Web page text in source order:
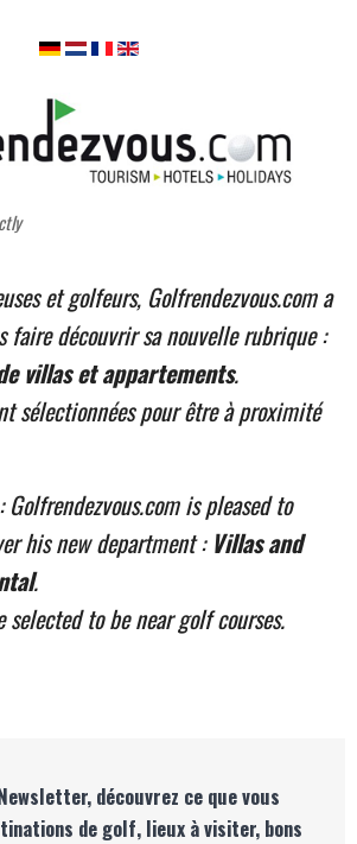
et golfeurs, Golfrendezvous.com a
faire découvrir sa nouvelle rubrique :
villas et appartements.
sélectionnées pour être à proximité
is pleased to
his new department : Villas and
.
selected to be near golf courses.
découvrez ce que vous
de golf, lieux à visiter, bons